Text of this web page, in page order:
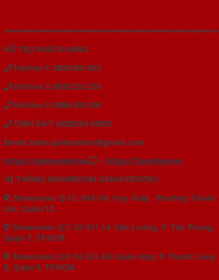
HỖ TRỢ KHÁCH HÀNG
Hotline 1: 0826.901.901
Hotline 2: 0838.253.253
Hotline 3: 0886.500.500
CSKH 24/7: (028)363 60855
Email: sales.giahuydoor@gmail.com
https://giahuydoor.vn
– https://famidoor.vn
HỆ THỐNG SHOWROOM GIAHUYDOOR®
Showroom Q.12: 656 Hà Huy Giáp, Phường Thạnh
Lộc, Quận 12.
Showroom Q.7: Số 511 Lê Văn Lương, P. Tân Phong,
Quận 7, TP.HCM.
Showroom Q.9: Số 535 Đỗ Xuân Hợp, P. Phước Long
B, Quận 9, TP.HCM.